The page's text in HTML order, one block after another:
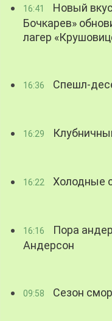
16:41
Новый
Бочкарев»
лагер
16:36 Спешл-
16:29
16:22 Холодные
16:16
Пора
Андерсон
09:58 Сезон